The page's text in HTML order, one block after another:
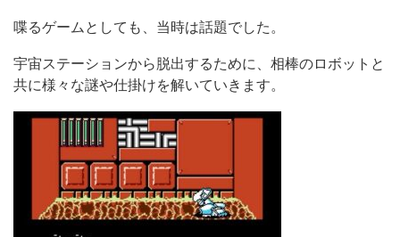
喋るゲームとしても、当時は話題でした。
宇宙ステーションから脱出するために、相棒のロボットと
共に様々な謎や仕掛けを解いていきます。